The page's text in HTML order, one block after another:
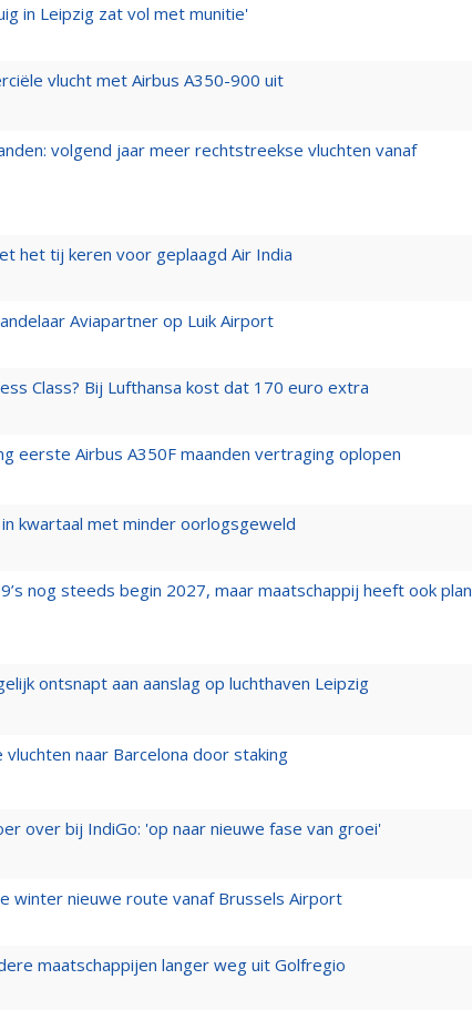
in Leipzig zat vol met munitie'
vlucht met Airbus A350-900 uit
volgend jaar meer rechtstreekse vluchten vanaf
het tij keren voor geplaagd Air India
Aviapartner op Luik Airport
Class? Bij Lufthansa kost dat 170 euro extra
eerste Airbus A350F maanden vertraging oplopen
kwartaal met minder oorlogsgeweld
nog steeds begin 2027, maar maatschappij heeft ook plan
ontsnapt aan aanslag op luchthaven Leipzig
naar Barcelona door staking
over bij IndiGo: 'op naar nieuwe fase van groei'
winter nieuwe route vanaf Brussels Airport
maatschappijen langer weg uit Golfregio